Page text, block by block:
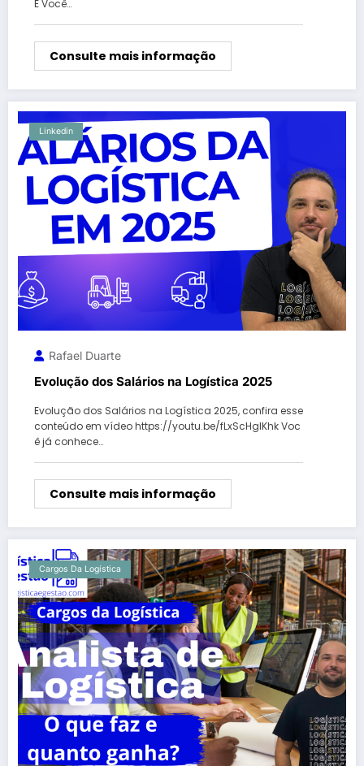
E Você…
Consulte mais informação
Linkedin
Rafael Duarte
Evolução dos Salários na Logística 2025
Evolução dos Salários na Logística 2025, confira esse
conteúdo em vídeo https://youtu.be/fLxScHgIKhk Voc
ê já conhece…
Consulte mais informação
Cargos Da Logística